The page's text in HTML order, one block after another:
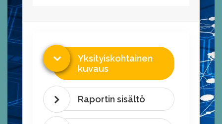
Yksityiskohtainen
kuvaus
Raportin sisältö